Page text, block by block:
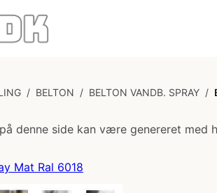
/ BELTON / BELTON VANDB. SPRAY /
denne side kan være genereret med